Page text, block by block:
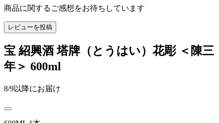
商品に関するご感想をお待ちしています
レビューを投稿
宝 紹興酒 塔牌（とうはい）花彫 ＜陳三
年＞ 600ml
8/9以降にお届け